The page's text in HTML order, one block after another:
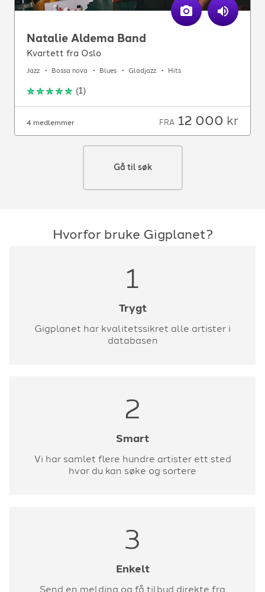
Natalie Aldema Band
Kvartett fra Oslo
Jazz Bossa nova Blues Gladjazz Hits
(1)
4 medlemmer FRA 12 000 kr
Gå til søk
Hvorfor bruke Gigplanet?
1
Trygt
Gigplanet har kvalitetssikret alle artister i
databasen
2
Smart
Vi har samlet flere hundre artister ett sted
hvor du kan søke og sortere
3
Enkelt
Send en melding og få tilbud direkte fra